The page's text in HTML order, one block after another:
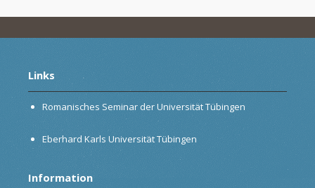
Links
Romanisches Seminar der Universität Tübingen
Eberhard Karls Universität Tübingen
Information